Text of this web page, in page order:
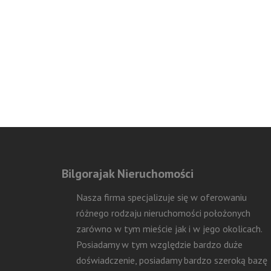
Bilgorajak Nieruchomości
Nasza firma specjalizuje się w oferowaniu
różnego rodzaju nieruchomości położonych
zarówno w tym mieście jak i w jego okolicach.
Posiadamy w tym względzie bardzo duże
doświadczenie, posiadamy bardzo szeroką bazę